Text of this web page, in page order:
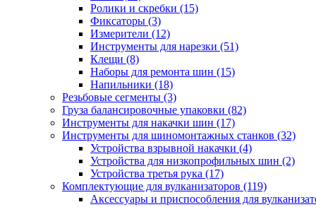
Ролики и скребки (15)
Фиксаторы (3)
Измерители (12)
Инструменты для нарезки (51)
Клещи (8)
Наборы для ремонта шин (15)
Напильники (18)
Резьбовые сегменты (3)
Груза балансировочные упаковки (82)
Инструменты для накачки шин (17)
Инструменты для шиномонтажных станков (32)
Устройства взрывной накачки (4)
Устройства для низкопрофильных шин (2)
Устройства третья рука (17)
Комплектующие для вулканизаторов (119)
Аксессуары и приспособления для